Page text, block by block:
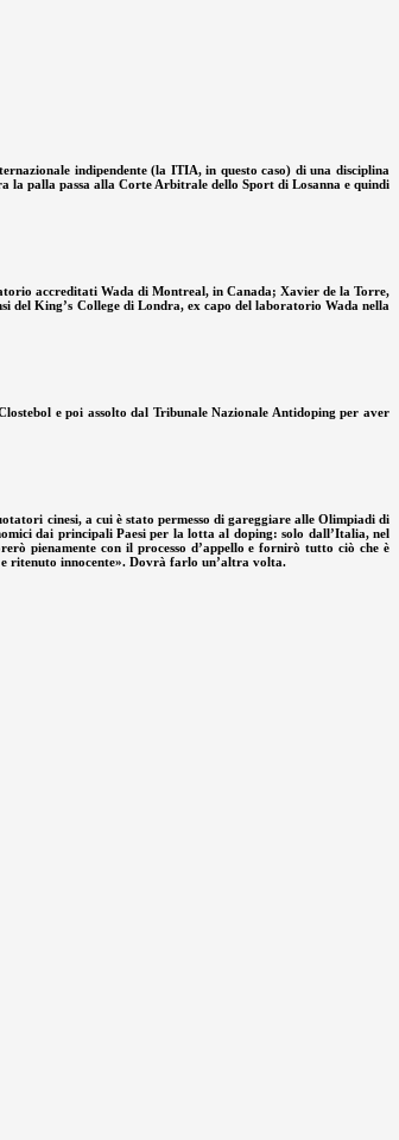
indipendente (la ITIA, in questo caso) di una disciplina
la palla passa alla Corte Arbitrale dello Sport di Losanna e quindi
accreditati Wada di Montreal, in Canada; Xavier de la Torre,
del King’s College di Londra, ex capo del laboratorio Wada nella
e poi assolto dal Tribunale Nazionale Antidoping per aver
cinesi, a cui è stato permesso di gareggiare alle Olimpiadi di
dai principali Paesi per la lotta al doping: solo dall’Italia, nel
pienamente con il processo d’appello e fornirò tutto ciò che è
e ritenuto innocente». Dovrà farlo un’altra volta.